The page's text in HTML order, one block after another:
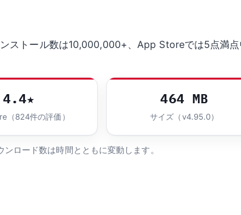
ストール数は10,000,000+、App Storeでは5点満点
4.4★
（824件の評価）
464 MB
サイズ（v4.95.0）
ロード数は時間とともに変動します。